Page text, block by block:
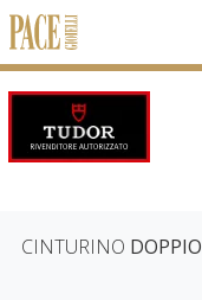
CINTURINO DOPPIO